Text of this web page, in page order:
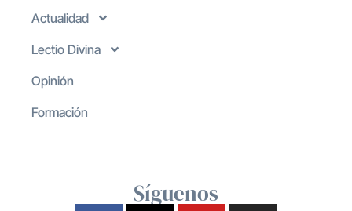
Actualidad
Lectio Divina
Opinión
Formación
Síguenos